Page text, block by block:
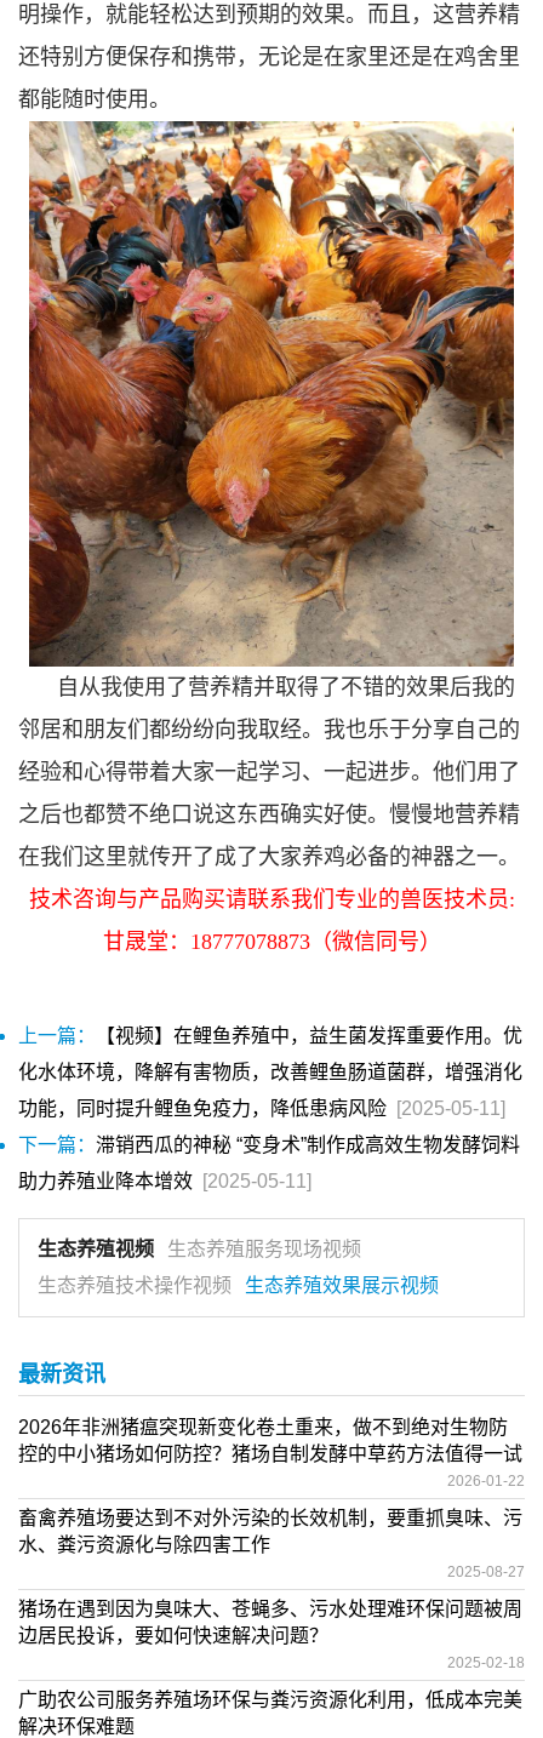
明操作，就能轻松达到预期的效果。而且，这营养精
还特别方便保存和携带，无论是在家里还是在鸡舍里
都能随时使用。
自从我使用了营养精并取得了不错的效果后我的
邻居和朋友们都纷纷向我取经。我也乐于分享自己的
经验和心得带着大家一起学习、一起进步。他们用了
之后也都赞不绝口说这东西确实好使。慢慢地营养精
在我们这里就传开了成了大家养鸡必备的神器之一。
技术咨询与产品购买请联系我们专业的兽医技术员:
甘晟堂：18777078873（微信同号）
上一篇：
【视频】在鲤鱼养殖中，益生菌发挥重要作用。优
化水体环境，降解有害物质，改善鲤鱼肠道菌群，增强消化
功能，同时提升鲤鱼免疫力，降低患病风险 [2025-05-11]
下一篇： 滞销西瓜的神秘 “变身术”制作成高效生物发酵饲料
助力养殖业降本增效 [2025-05-11]
生态养殖视频
生态养殖服务现场视频
生态养殖技术操作视频
生态养殖效果展示视频
最新资讯
2026年非洲猪瘟突现新变化卷土重来，做不到绝对生物防
控的中小猪场如何防控？猪场自制发酵中草药方法值得一试
2026-01-22
畜禽养殖场要达到不对外污染的长效机制，要重抓臭味、污
水、粪污资源化与除四害工作
2025-08-27
猪场在遇到因为臭味大、苍蝇多、污水处理难环保问题被周
边居民投诉，要如何快速解决问题？
2025-02-18
广助农公司服务养殖场环保与粪污资源化利用，低成本完美
解决环保难题